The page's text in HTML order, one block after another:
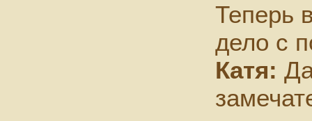
Теперь
дело с
Катя: